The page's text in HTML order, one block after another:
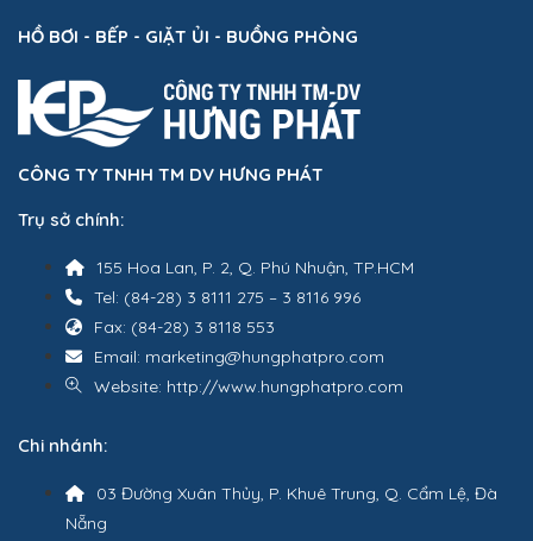
HỒ BƠI - BẾP - GIẶT ỦI - BUỒNG PHÒNG
CÔNG TY TNHH TM DV HƯNG PHÁT
Trụ sở chính:
155 Hoa Lan, P. 2, Q. Phú Nhuận, TP.HCM
Tel: (84-28) 3 8111 275 – 3 8116 996
Fax: (84-28) 3 8118 553
Email: marketing@hungphatpro.com
Website: http://www.hungphatpro.com
Chi nhánh:
03 Đường Xuân Thủy, P. Khuê Trung, Q. Cẩm Lệ, Đà
Nẵng